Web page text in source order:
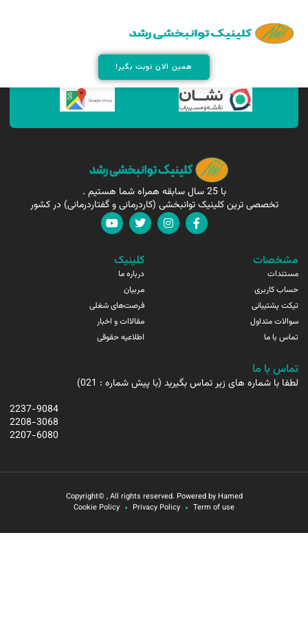
همین الان نوبت بگیر!
همین الان مارا پیدا کنید !
با 25 سال سابقه همراه شما هستیم .
تخصصی ترین کلینیک توانبخشی (کاردرمانی و گفتاردرمانی) در کشور
مشخصات
مستندات
حساب کاربری
تیکت پشتیبانی
سوالات متداول
تماس با ما
کلینیک
درباره ما
مربیان
فرصت‌های شغلی
مقالاات و اخبار
اطلاعیه حقوقی
تماس با ما
لطفا با شماره های زیر تماس بگیرید (با پیش شماره : 021)
2237-9084
2208-3068
2207-6080
Copyright© , All rights reserved. Powered by Hamed
Term of use
Privacy Policy
Cookie Policy